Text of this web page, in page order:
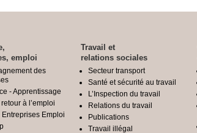
emploi
des
- Apprentissage
à l’emploi
Emploi
Travail et
relations sociales
Secteur transport
Santé et sécurité au travail
L’Inspection du travail
Relations du travail
Publications
Travail illégal